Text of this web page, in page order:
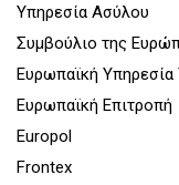
Υπηρεσία Ασύλου
Συμβούλιο της
Ευρωπαϊκή Υπηρεσία
Ευρωπαϊκή Επιτροπή
Europol
Frontex